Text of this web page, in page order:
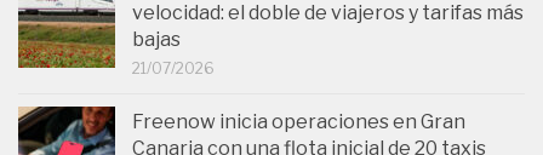
velocidad: el doble de viajeros y tarifas más
bajas
21/07/2026
Freenow inicia operaciones en Gran
Canaria con una flota inicial de 20 taxis